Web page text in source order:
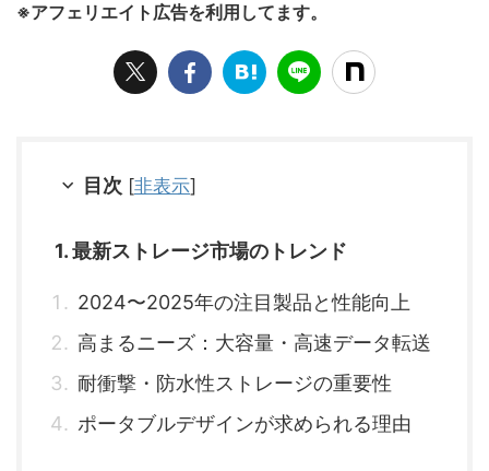
※アフェリエイト広告を利用してます。
目次 [非表示]
1. 最新ストレージ市場のトレンド
2024〜2025年の注目製品と性能向上
高まるニーズ：大容量・高速データ転送
耐衝撃・防水性ストレージの重要性
ポータブルデザインが求められる理由